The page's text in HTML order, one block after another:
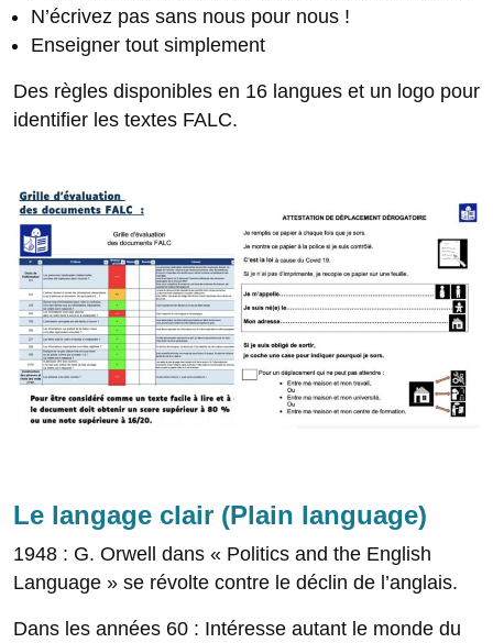
N’écrivez pas sans nous pour nous !
Enseigner tout simplement
Des règles disponibles en 16 langues et un logo pour
identifier les textes FALC.
Le langage clair (Plain language)
1948 : G. Orwell dans « Politics and the English
Language » se révolte contre le déclin de l’anglais.
Dans les années 60 : Intéresse autant le monde du